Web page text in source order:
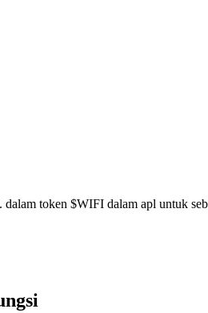
dalam token $WIFI dalam apl untuk